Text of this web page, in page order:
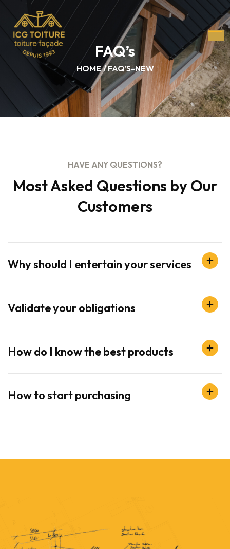
FAQ’s
HOME FAQ’S-NEW
HAVE ANY QUESTIONS?
Most Asked Questions by Our
Customers
Why should I entertain your services
Validate your obligations
How do I know the best products
How to start purchasing